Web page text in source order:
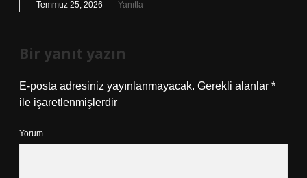
Temmuz 25, 2026 Yanıtla
Bir yanıt yazın
E-posta adresiniz yayınlanmayacak. Gerekli alanlar *
ile işaretlenmişlerdir
Yorum